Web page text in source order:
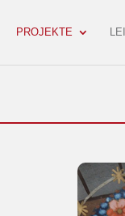
PROJEKTE